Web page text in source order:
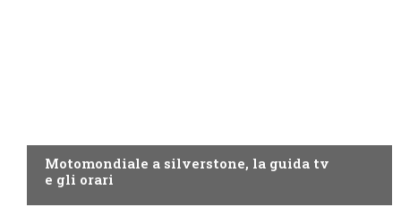
Motomondiale a silverstone, la guida tv
e gli orari